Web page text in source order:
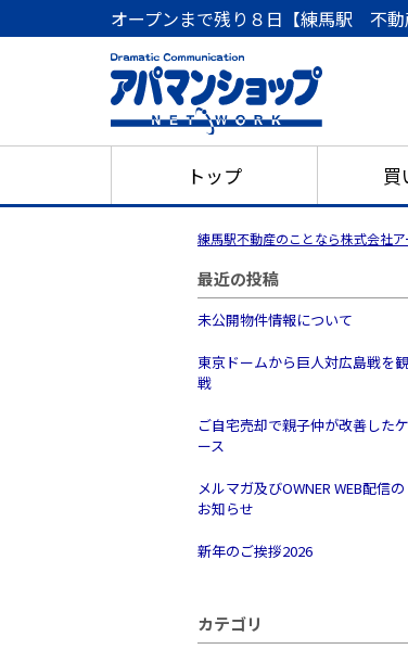
オープンまで残り８日【練馬駅 不
トップ 買
練馬駅不動産のことなら株式会社
最近の投稿
未公開物件情報について
東京ドームから巨人対広島戦を観
戦
ご自宅売却で親子仲が改善したケ
ース
メルマガ及びOWNER WEB配信の
お知らせ
新年のご挨拶2026
カテゴリ